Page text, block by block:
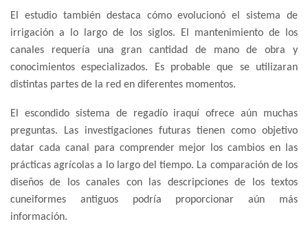
El estudio también destaca cómo evolucionó el sistema de
irrigación a lo largo de los siglos. El mantenimiento de los
canales requería una gran cantidad de mano de obra y
conocimientos especializados. Es probable que se utilizaran
distintas partes de la red en diferentes momentos.
El escondido sistema de regadío iraquí ofrece aún muchas
preguntas. Las investigaciones futuras tienen como objetivo
datar cada canal para comprender mejor los cambios en las
prácticas agrícolas a lo largo del tiempo. La comparación de los
diseños de los canales con las descripciones de los textos
cuneiformes antiguos podría proporcionar aún más
información.